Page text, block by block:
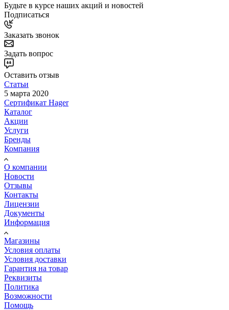
Будьте в курсе наших акций и новостей
Подписаться
Заказать звонок
Задать вопрос
Оставить отзыв
Статьи
5 марта 2020
Сертификат Hager
Каталог
Акции
Услуги
Бренды
Компания
О компании
Новости
Отзывы
Контакты
Лицензии
Документы
Информация
Магазины
Условия оплаты
Условия доставки
Гарантия на товар
Реквизиты
Политика
Возможности
Помощь